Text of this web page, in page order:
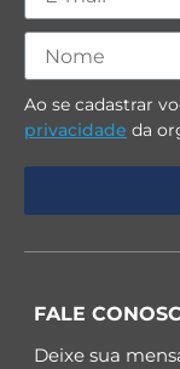
Ao se cadastrar
privacidade da
FALE
Deixe sua